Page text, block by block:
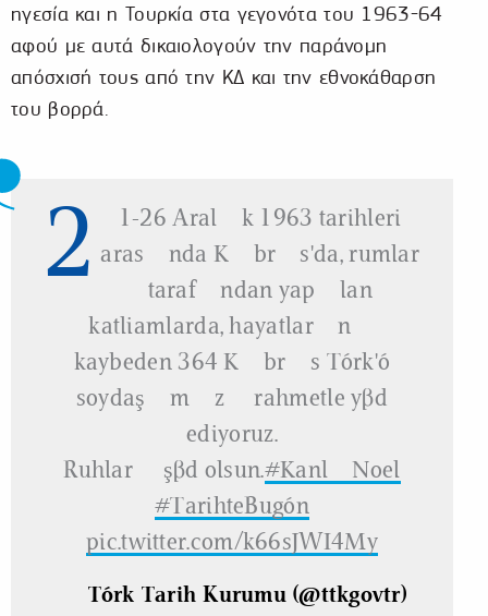
ηγεσία και η Τουρκία στα γεγονότα του 1963-64
αφού με αυτά δικαιολογούν την παράνομη
απόσχισή τους από την ΚΔ και την εθνοκάθαρση
του βορρά.
2
1-26 Aralık 1963 tarihleri
arasında Kıbrıs'da, rumlar
tarafından yapılan
katliamlarda, hayatlarını
kaybeden 364 Kıbrıs Türk'ü
soydaşımızı rahmetle yâd
ediyoruz.
Ruhları şâd olsun.#KanlıNoel
#TarihteBugün
pic.twitter.com/k66sJWI4My
— Türk Tarih Kurumu (@ttkgovtr)